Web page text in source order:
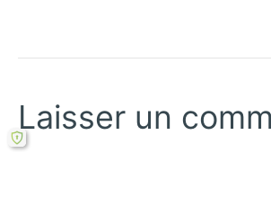
Laisser un